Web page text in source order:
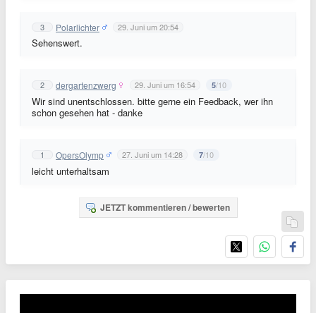
3 Polarlichter 29. Juni um 20:54
Sehenswert.
2 dergartenzwerg 29. Juni um 16:54 5/10
Wir sind unentschlossen. bitte gerne ein Feedback, wer ihn
schon gesehen hat - danke
1 OpersOlymp 27. Juni um 14:28 7/10
leicht unterhaltsam
JETZT kommentieren / bewerten